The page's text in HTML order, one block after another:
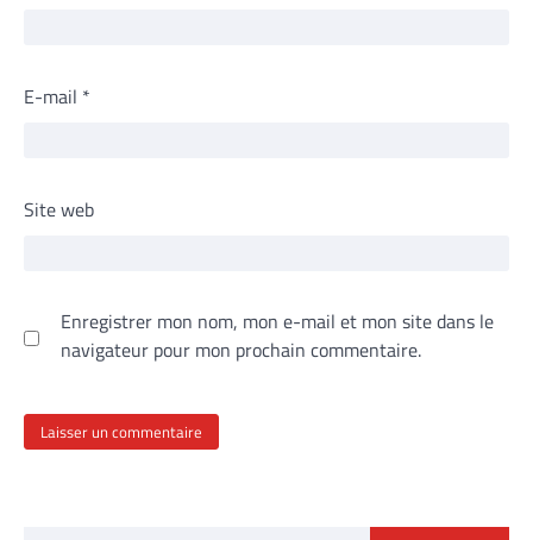
E-mail *
Site web
Enregistrer mon nom, mon e-mail et mon site dans le
navigateur pour mon prochain commentaire.